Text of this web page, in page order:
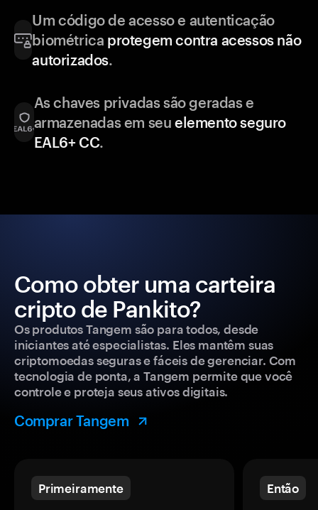
Um código de acesso e autenticação
biométrica protegem contra acessos não
autorizados.
As chaves privadas são geradas e
armazenadas em seu elemento seguro
EAL6+ CC.
Como obter uma carteira
cripto de Pankito?
Os produtos Tangem são para todos, desde
iniciantes até especialistas. Eles mantêm suas
criptomoedas seguras e fáceis de gerenciar. Com
tecnologia de ponta, a Tangem permite que você
controle e proteja seus ativos digitais.
Comprar Tangem
Primeiramente Então